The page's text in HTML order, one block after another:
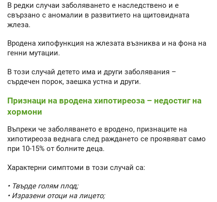
В редки случаи заболяването е наследствено и е
свързано с аномалии в развитието на щитовидната
жлеза.
Вродена хипофункция на жлезата възниква и на фона на
генни мутации.
В този случай детето има и други заболявания –
сърдечен порок, заешка устна и други.
Признаци на вродена хипотиреоза – недостиг на
хормони
Въпреки че заболяването е вродено, признаците на
хипотиреоза веднага след раждането се проявяват само
при 10-15% от болните деца.
Характерни симптоми в този случай са:
• Твърде голям плод;
• Изразени отоци на лицето;